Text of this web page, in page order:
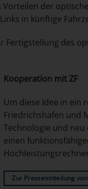
der
Links in künftige
des
Kooperation mit ZF
Um diese Idee in ein
Friedrichshafen und
Technologie und
einen
Zur Pressemitteilung von